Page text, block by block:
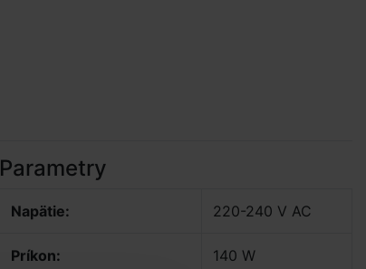
Parametry
Napätie: 220-240 V AC
Príkon: 140 W